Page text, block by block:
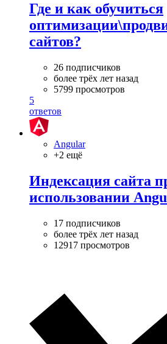
Где и как обучиться
сайтов?
26 подписчиков
более трёх лет назад
5799 просмотров
5
ответов
Angular
+2 ещё
Индексация сайта
использовании
17 подписчиков
более трёх лет назад
12917 просмотров